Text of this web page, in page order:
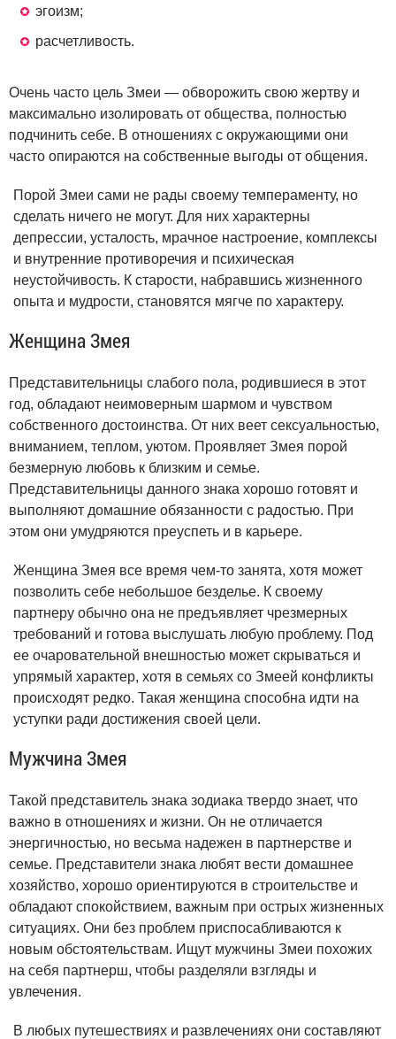
эгоизм;
расчетливость.
Очень часто цель Змеи — обворожить свою жертву и
максимально изолировать от общества, полностью
подчинить себе. В отношениях с окружающими они
часто опираются на собственные выгоды от общения.
Порой Змеи сами не рады своему темпераменту, но
сделать ничего не могут. Для них характерны
депрессии, усталость, мрачное настроение, комплексы
и внутренние противоречия и психическая
неустойчивость. К старости, набравшись жизненного
опыта и мудрости, становятся мягче по характеру.
Женщина Змея
Представительницы слабого пола, родившиеся в этот
год, обладают неимоверным шармом и чувством
собственного достоинства. От них веет сексуальностью,
вниманием, теплом, уютом. Проявляет Змея порой
безмерную любовь к близким и семье.
Представительницы данного знака хорошо готовят и
выполняют домашние обязанности с радостью. При
этом они умудряются преуспеть и в карьере.
Женщина Змея все время чем-то занята, хотя может
позволить себе небольшое безделье. К своему
партнеру обычно она не предъявляет чрезмерных
требований и готова выслушать любую проблему. Под
ее очаровательной внешностью может скрываться и
упрямый характер, хотя в семьях со Змеей конфликты
происходят редко. Такая женщина способна идти на
уступки ради достижения своей цели.
Мужчина Змея
Такой представитель знака зодиака твердо знает, что
важно в отношениях и жизни. Он не отличается
энергичностью, но весьма надежен в партнерстве и
семье. Представители знака любят вести домашнее
хозяйство, хорошо ориентируются в строительстве и
обладают спокойствием, важным при острых жизненных
ситуациях. Они без проблем приспосабливаются к
новым обстоятельствам. Ищут мужчины Змеи похожих
на себя партнерш, чтобы разделяли взгляды и
увлечения.
В любых путешествиях и развлечениях они составляют